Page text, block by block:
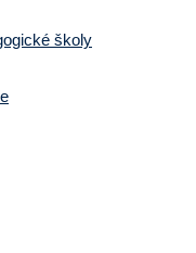
školy